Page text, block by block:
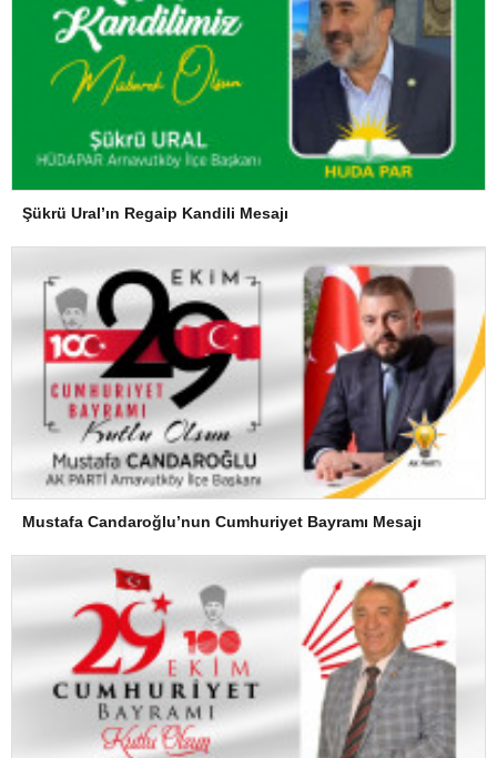
Şükrü Ural’ın Regaip Kandili Mesajı
Mustafa Candaroğlu’nun Cumhuriyet Bayramı Mesajı